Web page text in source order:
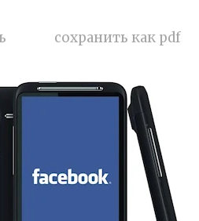
сохранить как pdf